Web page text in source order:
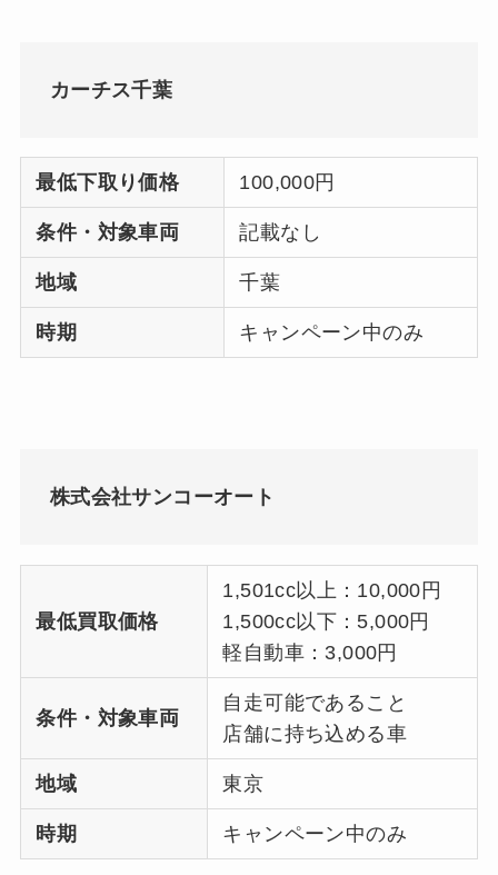
カーチス千葉
最低下取り価格 100,000円
条件・対象車両 記載なし
地域 千葉
時期 キャンペーン中のみ
株式会社サンコーオート
最低買取価格
1,501cc以上：10,000円
1,500cc以下：5,000円
軽自動車：3,000円
条件・対象車両
自走可能であること
店舗に持ち込める車
地域 東京
時期 キャンペーン中のみ